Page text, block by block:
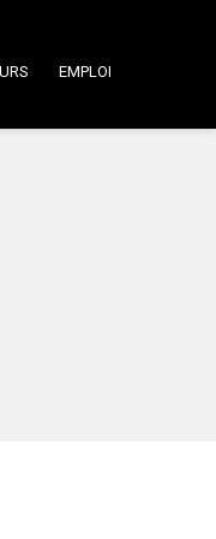
EMPLOI